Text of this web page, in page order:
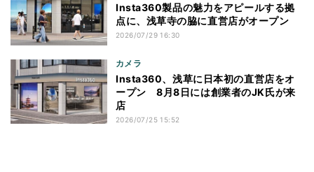
Insta360製品の魅力をアピールする拠
点に、浅草寺の脇に直営店がオープン
2026/07/29 16:30
カメラ
Insta360、浅草に日本初の直営店をオ
ープン 8月8日には創業者のJK氏が来
店
2026/07/25 15:52